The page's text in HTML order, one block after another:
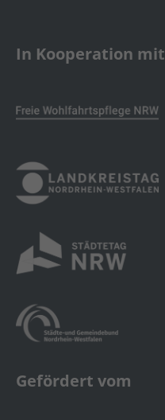
In Kooperation mit
Gefördert vom